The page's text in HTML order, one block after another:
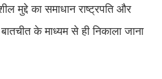
मुद्दे का समाधान राष्ट्रपति और
के माध्यम से ही निकाला जाना